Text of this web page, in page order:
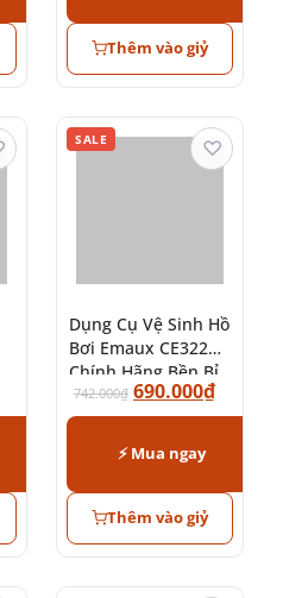
Thêm vào giỷ
SALE
Dụng Cụ Vệ Sinh Hồ
Bơi Emaux CE322
Chính Hãng Bền Bỉ
742.000₫ 690.000₫
⚡ Mua ngay
Thêm vào giỷ
♡